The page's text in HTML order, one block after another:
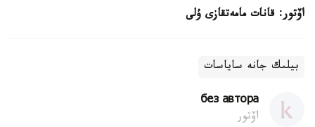
اۆتور: قانات مامەتقازى ۇلى
بيلىك جانە ساياسات
без автора
اۆتور